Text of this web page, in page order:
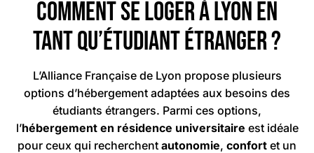
Comment se loger à Lyon en
tant qu’étudiant étranger ?
L’Alliance Française de Lyon propose plusieurs
options d’hébergement adaptées aux besoins des
étudiants étrangers. Parmi ces options,
l’hébergement en résidence universitaire est idéale
pour ceux qui recherchent autonomie, confort et un